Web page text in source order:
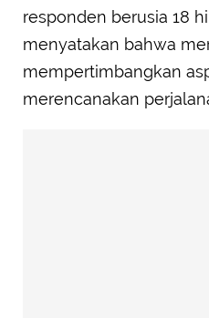
responden berusia 18
menyatakan bahwa
mempertimbangkan
merencanakan